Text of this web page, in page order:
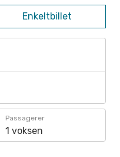
Enkeltbillet
Passagerer
1 voksen